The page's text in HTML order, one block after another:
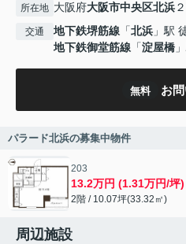
所在地 大阪府大阪市中央区北浜
交通 地下鉄堺筋線 「北浜 」駅
地下鉄御堂筋線 「淀屋橋
無料 お
パラード北浜の募集中物件
203
13.2万円 (1.31万円/坪)
2階 / 10.07坪(33.32㎡)
周辺施設